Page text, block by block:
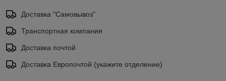
Доставка "Самовывоз"
Транспортная компания
Доставка почтой
Доставка Европочтой (укажите отделение)